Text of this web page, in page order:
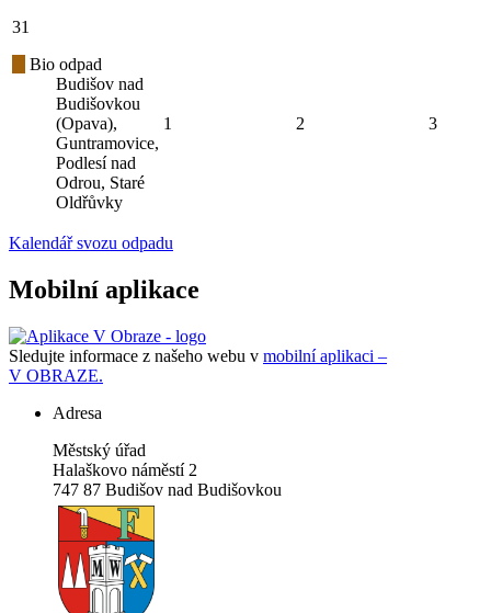
31
Bio odpad
Budišov nad
Budišovkou
(Opava),
Guntramovice,
Podlesí nad
Odrou, Staré
Oldřůvky
1 2 3
Kalendář svozu odpadu
Mobilní aplikace
Sledujte informace z našeho webu v mobilní aplikaci –
V OBRAZE.
Adresa
Městský úřad
Halaškovo náměstí 2
747 87 Budišov nad Budišovkou